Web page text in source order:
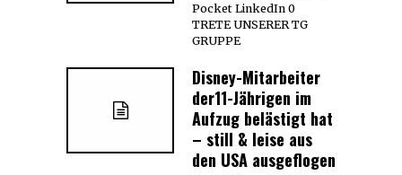
Pocket LinkedIn 0
TRETE UNSERER TG
GRUPPE
Disney-Mitarbeiter
der11-Jährigen im
Aufzug belästigt hat
– still & leise aus
den USA ausgeflogen